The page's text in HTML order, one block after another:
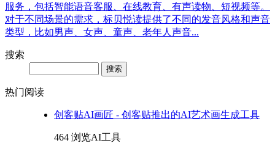
服务，包括智能语音客服、在线教育、有声读物、短视频等。
对于不同场景的需求，标贝悦读提供了不同的发音风格和声音
类型，比如男声、女声、童声、老年人声音...
搜索
热门阅读
创客贴AI画匠 - 创客贴推出的AI艺术画生成工具
464 浏览AI工具